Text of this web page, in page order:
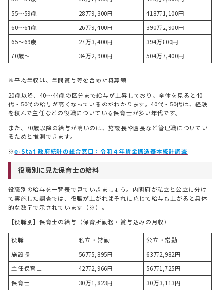
55～59歳
28万9,300円
418万1,100円
60～64歳
26万9,400円
390万2,900円
65～69歳
27万3,400円
394万800円
70歳～
34万2,900円 504万7,400円
※平均年収は、年間賞与等を含めた概算額
20歳以降、40～44歳の区分まで給与が上昇しており、全体を見ると40
代・50代の給与が高くなっているのがわかります。40代・50代は、経験
を積んで主任などの役職についている保育士が多い年代です。
また、70歳以降の給与が高いのは、施設長や園長など管理職についてい
るためと推測できます。
※e-Stat 政府統計の総合窓口：令和４年賃金構造基本統計調査
役職別に見た保育士の給料
役職別の給与を一覧表で見ていきましょう。内閣府が私立と公立に分け
て実施した調査では、役職が上がればそれに応じて給与も上がると具体
的な数字で示されています（※）。
【役職別】保育士の給与（保育所勤務・賞与込みの月収）
役職 私立・常勤
公立・常勤
施設長
56万5,895円
63万2,982円
主任保育士
42万2,966円
56万1,725円
保育士
30万1,823円 30万3,113円